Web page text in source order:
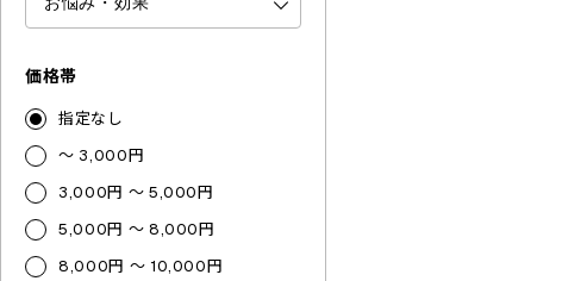
価格帯
指定なし
～ 3,000円
3,000円 ～ 5,000円
5,000円 ～ 8,000円
8,000円 ～ 10,000円